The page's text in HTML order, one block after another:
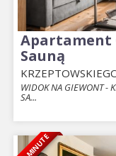
Apartament
Sauną
WIDOK NA GIEWONT -
SA...
Previous